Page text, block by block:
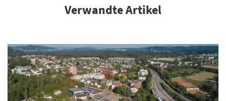
Verwandte Artikel